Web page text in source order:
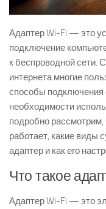
Адаптер Wi-Fi — это
подключение
к беспроводной сети.
интернета многие
способы подключения
необходимости
подробно рассмотрим,
работает, какие виды
адаптер и как его
Что такое
Адаптер Wi-Fi — это